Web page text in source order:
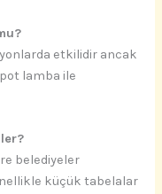
etkilidir ancak
lamba ile
belediyeler
küçük tabelalar